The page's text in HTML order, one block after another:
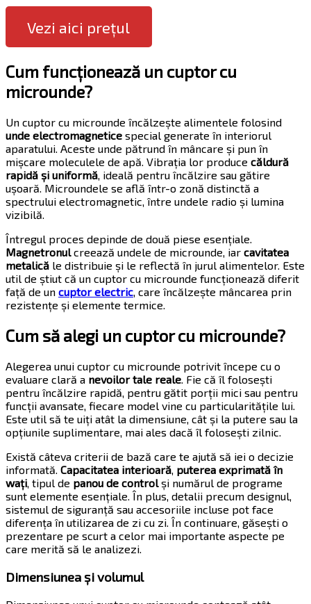
Vezi aici prețul
Cum funcționează un cuptor cu
microunde?
Un cuptor cu microunde încălzește alimentele folosind
unde electromagnetice special generate în interiorul
aparatului. Aceste unde pătrund în mâncare și pun în
mișcare moleculele de apă. Vibrația lor produce căldură
rapidă și uniformă, ideală pentru încălzire sau gătire
ușoară. Microundele se află într-o zonă distinctă a
spectrului electromagnetic, între undele radio și lumina
vizibilă.
Întregul proces depinde de două piese esențiale.
Magnetronulcreează undele de microunde, iar cavitatea
metalică le distribuie și le reflectă în jurul alimentelor. Este
util de știut că un cuptor cu microunde funcționează diferit
față de un cuptor electric, care încălzește mâncarea prin
rezistențe și elemente termice.
Cum să alegi un cuptor cu microunde?
Alegerea unui cuptor cu microunde potrivit începe cu o
evaluare clară a nevoilor tale reale. Fie că îl folosești
pentru încălzire rapidă, pentru gătit porții mici sau pentru
funcții avansate, fiecare model vine cu particularitățile lui.
Este util să te uiți atât la dimensiune, cât și la putere sau la
opțiunile suplimentare, mai ales dacă îl folosești zilnic.
Există câteva criterii de bază care te ajută să iei o decizie
informată. Capacitatea interioară, puterea exprimată în
wați, tipul de panou de controlși numărul de programe
sunt elemente esențiale. În plus, detalii precum designul,
sistemul de siguranță sau accesoriile incluse pot face
diferența în utilizarea de zi cu zi. În continuare, găsești o
prezentare pe scurt a celor mai importante aspecte pe
care merită să le analizezi.
Dimensiunea și volumul